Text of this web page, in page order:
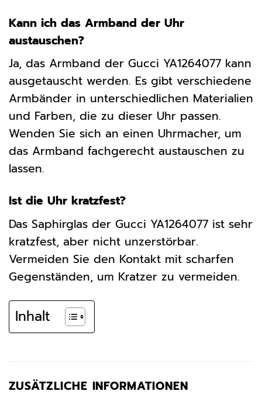
Kann ich das Armband der Uhr
austauschen?
Ja, das Armband der Gucci YA1264077 kann
ausgetauscht werden. Es gibt verschiedene
Armbänder in unterschiedlichen Materialien
und Farben, die zu dieser Uhr passen.
Wenden Sie sich an einen Uhrmacher, um
das Armband fachgerecht austauschen zu
lassen.
Ist die Uhr kratzfest?
Das Saphirglas der Gucci YA1264077 ist sehr
kratzfest, aber nicht unzerstörbar.
Vermeiden Sie den Kontakt mit scharfen
Gegenständen, um Kratzer zu vermeiden.
Inhalt
ZUSÄTZLICHE INFORMATIONEN